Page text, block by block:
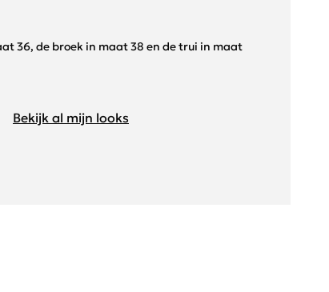
36, de broek in maat 38 en de trui in maat
Bekijk al mijn looks